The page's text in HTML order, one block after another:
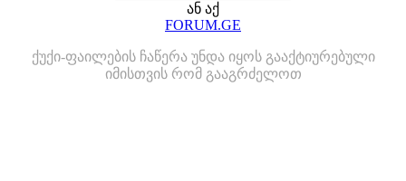
ან აქ
FORUM.GE
ქუქი-ფაილების ჩაწერა უნდა იყოს გააქტიურებული
იმისთვის რომ გააგრძელოთ